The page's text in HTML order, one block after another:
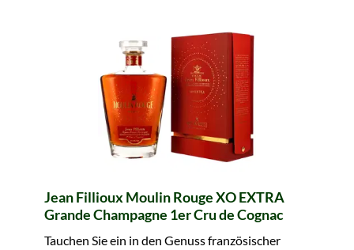
Jean Fillioux Moulin Rouge XO EXTRA
Grande Champagne 1er Cru de Cognac
Tauchen Sie ein in den Genuss französischer